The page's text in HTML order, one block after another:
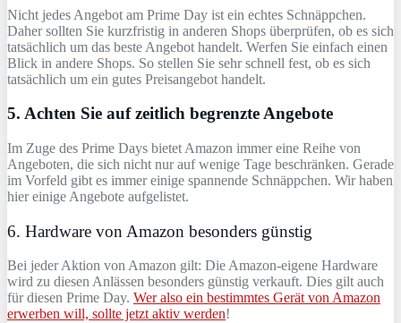
Nicht jedes Angebot am Prime Day ist ein echtes Schnäppchen.
Daher sollten Sie kurzfristig in anderen Shops überprüfen, ob es sich
tatsächlich um das beste Angebot handelt. Werfen Sie einfach einen
Blick in andere Shops. So stellen Sie sehr schnell fest, ob es sich
tatsächlich um ein gutes Preisangebot handelt.
5. Achten Sie auf zeitlich begrenzte Angebote
Im Zuge des Prime Days bietet Amazon immer eine Reihe von
Angeboten, die sich nicht nur auf wenige Tage beschränken. Gerade
im Vorfeld gibt es immer einige spannende Schnäppchen. Wir haben
hier einige Angebote aufgelistet.
6. Hardware von Amazon besonders günstig
Bei jeder Aktion von Amazon gilt: Die Amazon-eigene Hardware
wird zu diesen Anlässen besonders günstig verkauft. Dies gilt auch
für diesen Prime Day. Wer also ein bestimmtes Gerät von Amazon
erwerben will, sollte jetzt aktiv werden!